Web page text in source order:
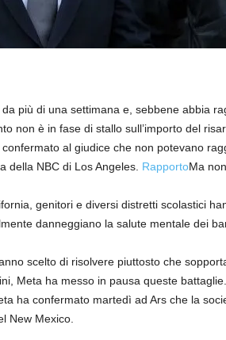
più di una settimana e, sebbene abbia
non è in fase di stallo sull’importo del
al giudice che non potevano
della NBC di Los Angeles. RapportoMa
genitori e diversi distretti scolastici
danneggiano la salute mentale dei
scelto di risolvere piuttosto che
Meta ha messo in pausa queste battaglie.
ha confermato martedì ad Ars che la
New Mexico.